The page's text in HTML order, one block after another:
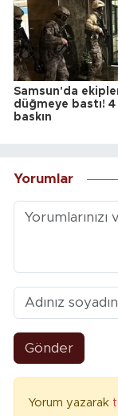
Samsun'da
düğmeye bastı!
baskın
Yorumlar
Gönder
Yorum yazarak